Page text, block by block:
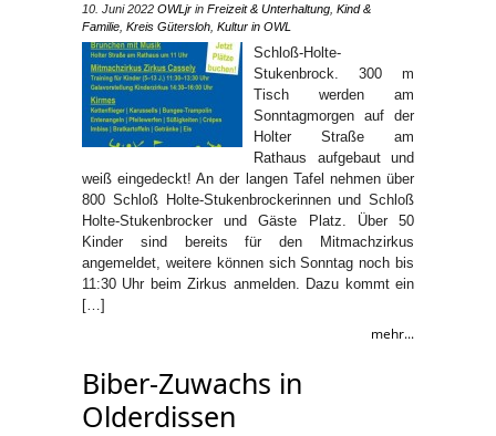
10. Juni 2022 OWLjr in Freizeit & Unterhaltung Kind &
Familie Kreis Gütersloh Kultur in OWL
Schloß-Holte-
Stukenbrock. 300 m
Tisch werden am
Sonntagmorgen auf der
Holter Straße am
Rathaus aufgebaut und
weiß eingedeckt! An der langen Tafel nehmen über
800 Schloß Holte-Stukenbrockerinnen und Schloß
Holte-Stukenbrocker und Gäste Platz. Über 50
Kinder sind bereits für den Mitmachzirkus
angemeldet, weitere können sich Sonntag noch bis
11:30 Uhr beim Zirkus anmelden. Dazu kommt ein
[…]
mehr...
Biber-Zuwachs in
Olderdissen